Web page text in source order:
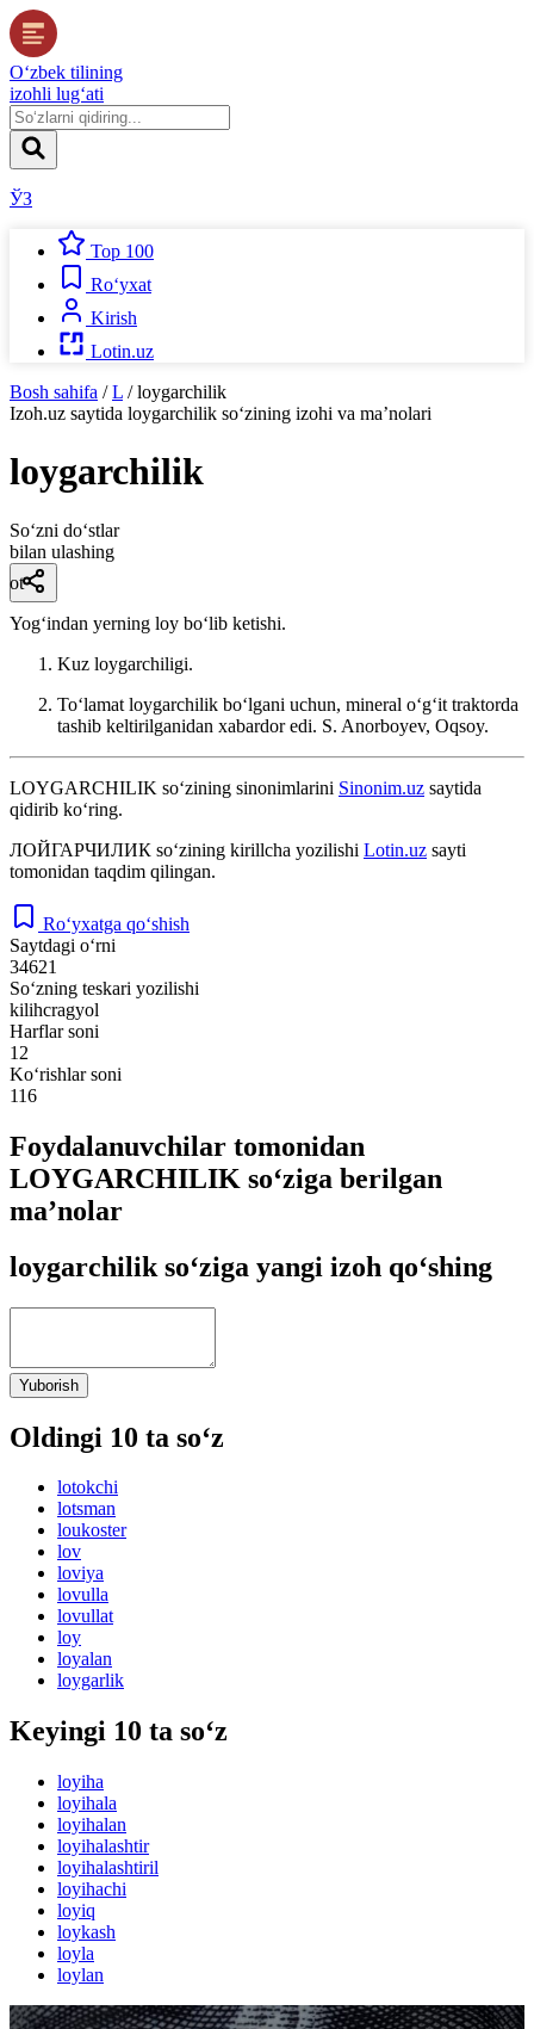
O‘zbek tilining
izohli lug‘ati
ЎЗ
Top 100
Ro‘yxat
Kirish
Lotin.uz
Bosh sahifa / L / loygarchilik
Izoh.uz saytida loygarchilik so‘zining izohi va ma’nolari
loygarchilik
So‘zni do‘stlar
bilan ulashing
ot
Yogʻindan yerning loy boʻlib ketishi.
Kuz loygarchiligi.
Toʻlamat loygarchilik boʻlgani uchun, mineral oʻgʻit traktorda
tashib keltirilganidan xabardor edi. S. Anorboyev, Oqsoy.
LOYGARCHILIK so‘zining sinonimlarini Sinonim.uz saytida
qidirib ko‘ring.
ЛОЙГАРЧИЛИК so‘zining kirillcha yozilishi Lotin.uz sayti
tomonidan taqdim qilingan.
Ro‘yxatga qo‘shish
Saytdagi o‘rni
34621
So‘zning teskari yozilishi
kilihcragyol
Harflar soni
12
Ko‘rishlar soni
116
Foydalanuvchilar tomonidan
LOYGARCHILIK so‘ziga berilgan
ma’nolar
loygarchilik so‘ziga yangi izoh qo‘shing
Yuborish
Oldingi 10 ta so‘z
lotokchi
lotsman
loukoster
lov
loviya
lovulla
lovullat
loy
loyalan
loygarlik
Keyingi 10 ta so‘z
loyiha
loyihala
loyihalan
loyihalashtir
loyihalashtiril
loyihachi
loyiq
loykash
loyla
loylan